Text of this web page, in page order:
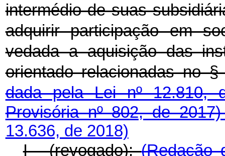
intermédio de suas
adquirir participação em
vedada a aquisição das
orientado relacionadas no
dada pela Lei nº 12.810,
Provisória nº 802, de
13.636, de 2018)
I - (revogado);(Redação